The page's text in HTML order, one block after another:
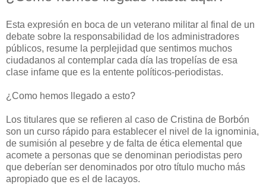
Esta expresión en boca de un veterano militar al final de un
debate sobre la responsabilidad de los administradores
públicos, resume la perplejidad que sentimos muchos
ciudadanos al contemplar cada día las tropelías de esa
clase infame que es la entente políticos-periodistas.
¿Como hemos llegado a esto?
Los titulares que se refieren al caso de Cristina de Borbón
son un curso rápido para establecer el nivel de la ignominia,
de sumisión al pesebre y de falta de ética elemental que
acomete a personas que se denominan periodistas pero
que deberían ser denominados por otro título mucho más
apropiado que es el de lacayos.